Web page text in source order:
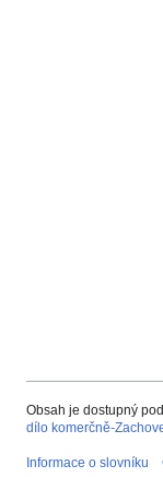
Obsah je dostupný pod
dílo komerčně-
Informace o slovníku